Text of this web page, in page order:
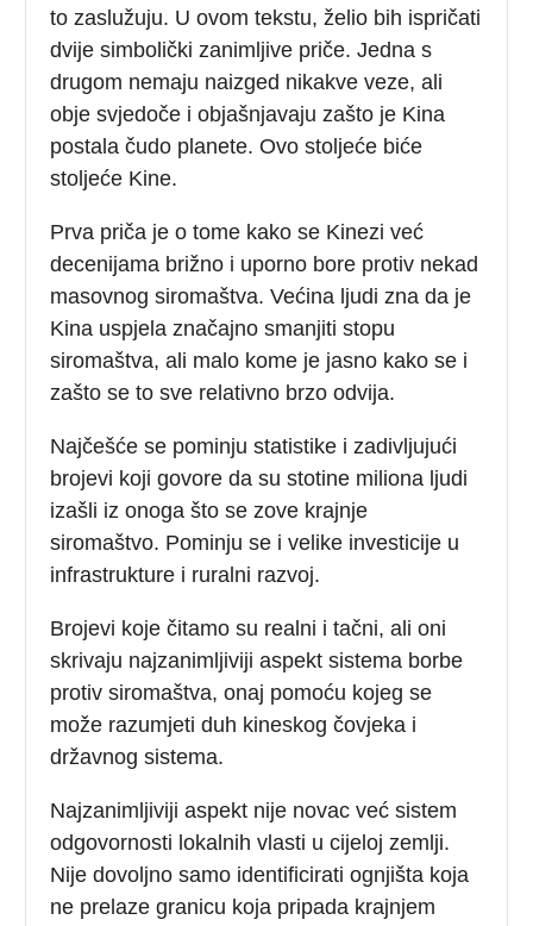
to zaslužuju. U ovom tekstu, želio bih ispričati
dvije simbolički zanimljive priče. Jedna s
drugom nemaju naizged nikakve veze, ali
obje svjedoče i objašnjavaju zašto je Kina
postala čudo planete. Ovo stoljeće biće
stoljeće Kine.
Prva priča je o tome kako se Kinezi već
decenijama brižno i uporno bore protiv nekad
masovnog siromaštva. Većina ljudi zna da je
Kina uspjela značajno smanjiti stopu
siromaštva, ali malo kome je jasno kako se i
zašto se to sve relativno brzo odvija.
Najčešće se pominju statistike i zadivljujući
brojevi koji govore da su stotine miliona ljudi
izašli iz onoga što se zove krajnje
siromaštvo. Pominju se i velike investicije u
infrastrukture i ruralni razvoj.
Brojevi koje čitamo su realni i tačni, ali oni
skrivaju najzanimljiviji aspekt sistema borbe
protiv siromaštva, onaj pomoću kojeg se
može razumjeti duh kineskog čovjeka i
državnog sistema.
Najzanimljiviji aspekt nije novac već sistem
odgovornosti lokalnih vlasti u cijeloj zemlji.
Nije dovoljno samo identificirati ognjišta koja
ne prelaze granicu koja pripada krajnjem